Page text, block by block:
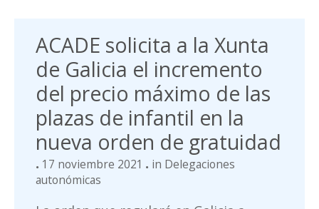
ACADE solicita a la Xunta
de Galicia el incremento
del precio máximo de las
plazas de infantil en la
nueva orden de gratuidad
17 noviembre 2021 in Delegaciones
autonómicas